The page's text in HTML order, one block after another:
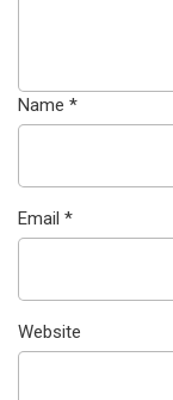
Name *
Email *
Website